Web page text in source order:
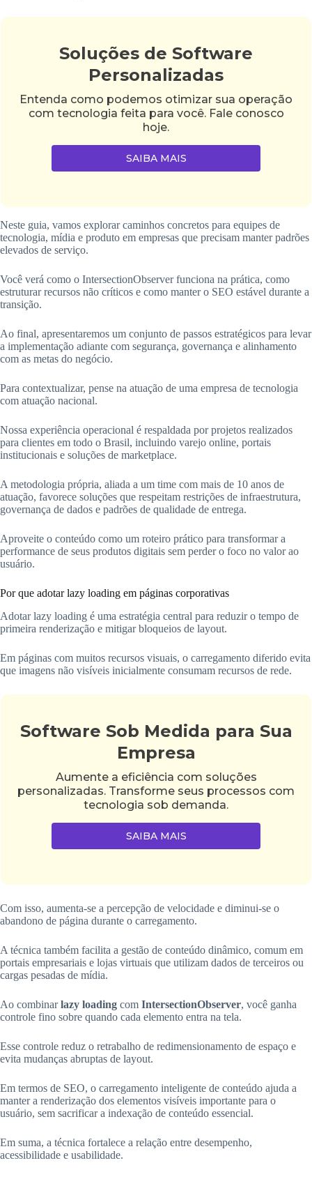
Soluções de Software
Personalizadas
Entenda como podemos otimizar sua operação
com tecnologia feita para você. Fale conosco
hoje.
SAIBA MAIS
Neste guia, vamos explorar caminhos concretos para equipes de
tecnologia, mídia e produto em empresas que precisam manter padrões
elevados de serviço.
Você verá como o IntersectionObserver funciona na prática, como
estruturar recursos não críticos e como manter o SEO estável durante a
transição.
Ao final, apresentaremos um conjunto de passos estratégicos para levar
a implementação adiante com segurança, governança e alinhamento
com as metas do negócio.
Para contextualizar, pense na atuação de uma empresa de tecnologia
com atuação nacional.
Nossa experiência operacional é respaldada por projetos realizados
para clientes em todo o Brasil, incluindo varejo online, portais
institucionais e soluções de marketplace.
A metodologia própria, aliada a um time com mais de 10 anos de
atuação, favorece soluções que respeitam restrições de infraestrutura,
governança de dados e padrões de qualidade de entrega.
Aproveite o conteúdo como um roteiro prático para transformar a
performance de seus produtos digitais sem perder o foco no valor ao
usuário.
Por que adotar lazy loading em páginas corporativas
Adotar lazy loading é uma estratégia central para reduzir o tempo de
primeira renderização e mitigar bloqueios de layout.
Em páginas com muitos recursos visuais, o carregamento diferido evita
que imagens não visíveis inicialmente consumam recursos de rede.
Software Sob Medida para Sua
Empresa
Aumente a eficiência com soluções
personalizadas. Transforme seus processos com
tecnologia sob demanda.
SAIBA MAIS
Com isso, aumenta-se a percepção de velocidade e diminui-se o
abandono de página durante o carregamento.
A técnica também facilita a gestão de conteúdo dinâmico, comum em
portais empresariais e lojas virtuais que utilizam dados de terceiros ou
cargas pesadas de mídia.
Ao combinarlazy loading com IntersectionObserver, você ganha
controle fino sobre quando cada elemento entra na tela.
Esse controle reduz o retrabalho de redimensionamento de espaço e
evita mudanças abruptas de layout.
Em termos de SEO, o carregamento inteligente de conteúdo ajuda a
manter a renderização dos elementos visíveis importante para o
usuário, sem sacrificar a indexação de conteúdo essencial.
Em suma, a técnica fortalece a relação entre desempenho,
acessibilidade e usabilidade.